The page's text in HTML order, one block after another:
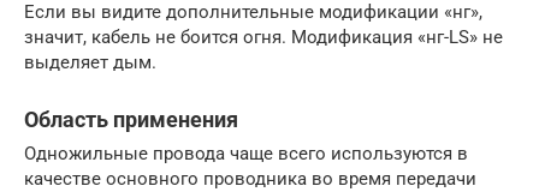
Если вы видите дополнительные модификации «нг»,
значит, кабель не боится огня. Модификация «нг-LS» не
выделяет дым.
Область применения
Одножильные провода чаще всего используются в
качестве основного проводника во время передачи